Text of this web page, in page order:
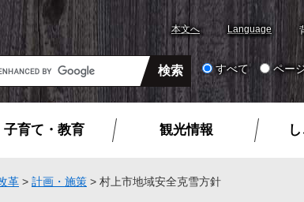
本文へ Language
すべて ペー
子育て・教育 観光情報
革 > 計画・施策 > 村上市地域安全克雪方針